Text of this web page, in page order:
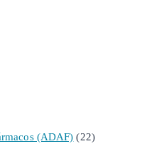
(ADAF) (22)